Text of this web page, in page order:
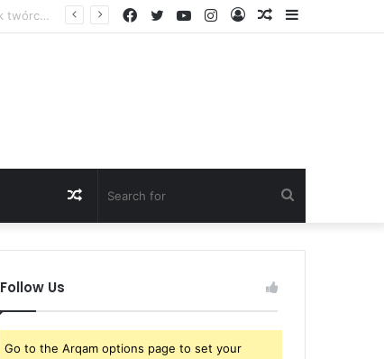
Just In: F1 Fans Left Furious as They Mock Lewis Hamilton’s New Romantic Gesture for Kim Kardashian After It Sparks Scrutiny – ‘It’s Called…
Random
Log
Instagram
YouTube
Twitter
Facebook
for
Random
Article
Follow Us
Go to the Arqam options page to set your